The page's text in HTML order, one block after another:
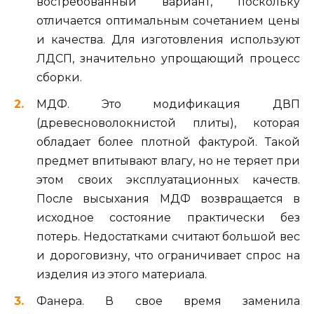
отличается оптимальным сочетанием цены
и качества. Для изготовления используют
ЛДСП, значительно упрощающий процесс
сборки.
МДФ. Это модификация ДВП
(древесноволокнистой плиты), которая
обладает более плотной фактурой. Такой
предмет впитывают влагу, но не теряет при
этом своих эксплуатационных качеств.
После высыхания МДФ возвращается в
исходное состояние практически без
потерь. Недостатками считают большой вес
и дороговизну, что ограничивает спрос на
изделия из этого материала.
Фанера. В свое время заменила